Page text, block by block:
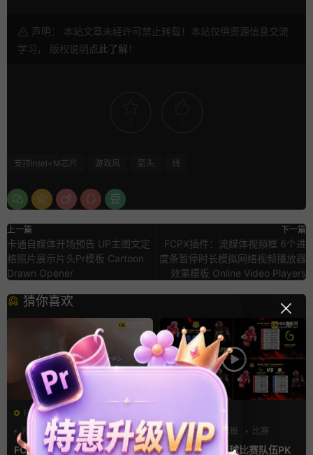
声明： 本站文章未经许可禁止转载！本站仅供资源信息交流
学习， 版权说明点此了解 ！
支持Intel+M芯片 游戏风 箭头 线
上一篇
卡通自媒体开场预告 UP主图文定
格照片展示片头Pr模板 Cartoon
Drawn Opener
下一篇
FCPX插件：流媒体视频框 6个进
度条暂停时长模拟网络视频播放器
效果模板 Online Video Players
猜你喜欢
FCPX转场
光效
复古风
支持Intel+M芯片
FCPX转场插件 15组光效胶片
分数
字幕模板 比赛
ae体育模板 足球比赛队伍PK